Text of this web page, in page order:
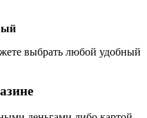
выбрать любой удобный